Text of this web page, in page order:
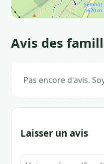
Avis des
Pas encore d'avis.
Laisser un avis